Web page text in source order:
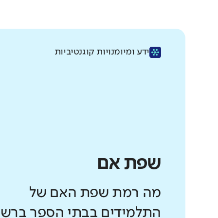
ידע ומיומנויות קוגנטיביות
שפת אם
מה רמת שפת האם של
התלמידים בבתי הספר